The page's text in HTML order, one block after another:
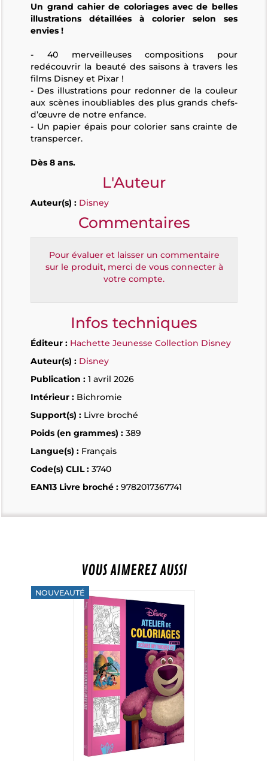
Un grand cahier de coloriages avec de belles
illustrations détaillées à colorier selon ses
envies !
- 40 merveilleuses compositions pour
redécouvrir la beauté des saisons à travers les
films Disney et Pixar !
- Des illustrations pour redonner de la couleur
aux scènes inoubliables des plus grands chefs-
d’œuvre de notre enfance.
- Un papier épais pour colorier sans crainte de
transpercer.
Dès 8 ans.
L'Auteur
Auteur(s) : Disney
Commentaires
Pour évaluer et laisser un commentaire
sur le produit, merci de vous connecter à
votre compte.
Infos techniques
Éditeur : Hachette Jeunesse Collection Disney
Auteur(s) : Disney
Publication : 1 avril 2026
Intérieur : Bichromie
Support(s) : Livre broché
Poids (en grammes) : 389
Langue(s) : Français
Code(s) CLIL : 3740
EAN13 Livre broché : 9782017367741
VOUS AIMEREZ AUSSI
NOUVEAUTÉ